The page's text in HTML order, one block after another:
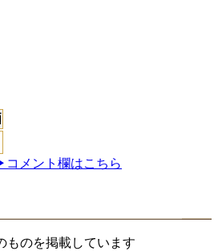
コメント欄はこちら
ものを掲載しています